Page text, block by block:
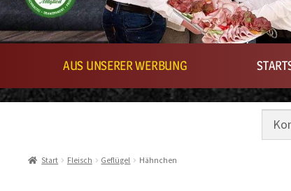
AUS UNSERER WERBUNG
Start Fleisch Geflügel Hähnchen